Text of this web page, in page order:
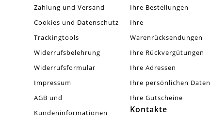
Zahlung und Versand
Cookies und Datenschutz
Trackingtools
Widerrufsbelehrung
Widerrufsformular
Impressum
AGB und
Kundeninformationen
Ihre Bestellungen
Ihre
Warenrücksendungen
Ihre Rückvergütungen
Ihre Adressen
Ihre persönlichen Daten
Ihre Gutscheine
Kontakte